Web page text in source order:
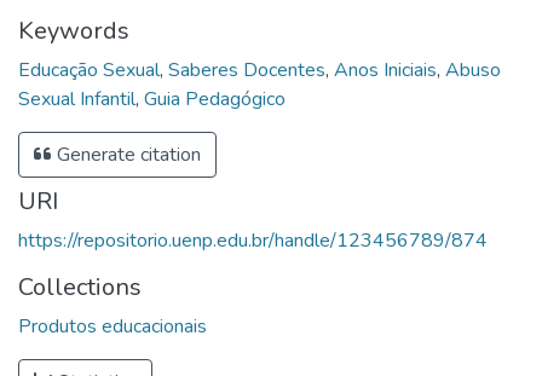
Keywords
Educação Sexual, Saberes Docentes, Anos Iniciais, Abuso
Sexual Infantil, Guia Pedagógico
Generate citation
URI
https://repositorio.uenp.edu.br/handle/123456789/874
Collections
Produtos educacionais